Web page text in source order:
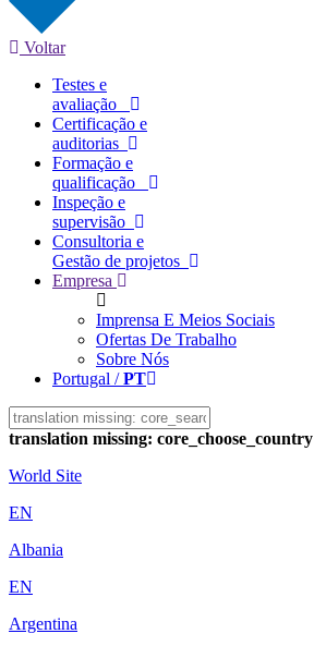
Voltar
Testes e
avaliação
Certificação e
auditorias
Formação e
qualificação
Inspeção e
supervisão
Consultoria e
Gestão de projetos
Empresa
Imprensa E Meios Sociais
Ofertas De Trabalho
Sobre Nós
Portugal /PT
translation missing: core_choose_country
World Site
EN
Albania
EN
Argentina